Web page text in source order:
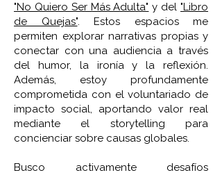
"No Quiero Ser Más Adulta" y del"Libro
de Quejas". Estos espacios me
permiten explorar narrativas propias y
conectar con una audiencia a través
del humor, la ironía y la reflexión.
Además, estoy profundamente
comprometida con el voluntariado de
impacto social, aportando valor real
mediante el storytelling para
concienciar sobre causas globales.
Busco activamente desafíos